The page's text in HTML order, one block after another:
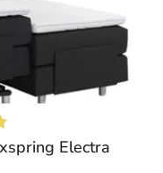
Electra